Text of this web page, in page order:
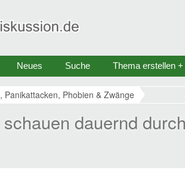
Neues Suche Thema erstellen +
Panikattacken, Phobien & Zwänge
dauernd